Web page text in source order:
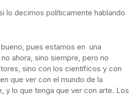
lo decimos políticamente hablando
pues estamos en una
ahora, sino siempre, pero no
sino con los científicos y con
que ver con el mundo de la
y lo que tenga que ver con arte. Los